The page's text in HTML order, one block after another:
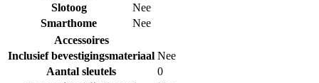
Slotoog
Nee
Smarthome
Nee
Accessoires
Inclusief bevestigingsmateriaal Nee
Aantal sleutels
0